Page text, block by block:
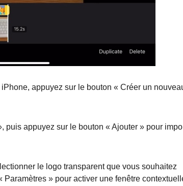
appuyez sur le bouton « Créer un
puis appuyez sur le bouton « Ajouter » pour
le logo transparent que vous souhaitez
» pour activer une fenêtre